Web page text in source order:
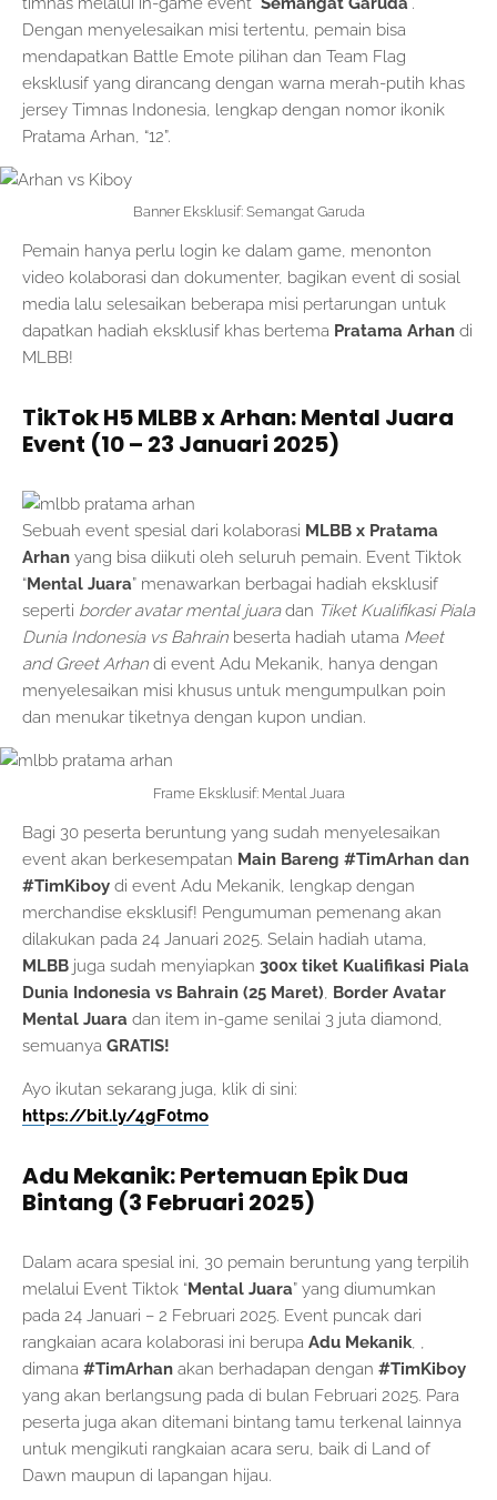
Dengan menyelesaikan misi tertentu, pemain bisa
mendapatkan Battle Emote pilihan dan Team Flag
eksklusif yang dirancang dengan warna merah-putih khas
jersey Timnas Indonesia, lengkap dengan nomor ikonik
Pratama Arhan, “12”.
Banner Eksklusif: Semangat Garuda
Pemain hanya perlu login ke dalam game, menonton
video kolaborasi dan dokumenter, bagikan event di sosial
media lalu selesaikan beberapa misi pertarungan untuk
dapatkan hadiah eksklusif khas bertema Pratama Arhan di
MLBB!
TikTok H5 MLBB x Arhan: Mental Juara
Event (10 – 23 Januari 2025)
Sebuah event spesial dari kolaborasi MLBB x Pratama
Arhan yang bisa diikuti oleh seluruh pemain. Event Tiktok
“Mental Juara” menawarkan berbagai hadiah eksklusif
seperti border avatar mental juaradan Tiket Kualifikasi Piala
Dunia Indonesia vs Bahrain beserta hadiah utama Meet
and Greet Arhan di event Adu Mekanik, hanya dengan
menyelesaikan misi khusus untuk mengumpulkan poin
dan menukar tiketnya dengan kupon undian.
Frame Eksklusif: Mental Juara
Bagi 30 peserta beruntung yang sudah menyelesaikan
event akan berkesempatan Main Bareng #TimArhan dan
#TimKiboy di event Adu Mekanik, lengkap dengan
merchandise eksklusif! Pengumuman pemenang akan
dilakukan pada 24 Januari 2025. Selain hadiah utama,
MLBB juga sudah menyiapkan 300x tiket Kualifikasi Piala
Dunia Indonesia vs Bahrain (25 Maret), Border Avatar
Mental Juara dan item in-game senilai 3 juta diamond,
semuanya GRATIS!
Ayo ikutan sekarang juga, klik di sini:
https://bit.ly/4gF0tmo
Adu Mekanik: Pertemuan Epik Dua
Bintang (3 Februari 2025)
Dalam acara spesial ini, 30 pemain beruntung yang terpilih
melalui Event Tiktok “Mental Juara” yang diumumkan
pada 24 Januari – 2 Februari 2025. Event puncak dari
rangkaian acara kolaborasi ini berupa Adu Mekanik, ,
dimana #TimArhan akan berhadapan dengan #TimKiboy
yang akan berlangsung pada di bulan Februari 2025. Para
peserta juga akan ditemani bintang tamu terkenal lainnya
untuk mengikuti rangkaian acara seru, baik di Land of
Dawn maupun di lapangan hijau.